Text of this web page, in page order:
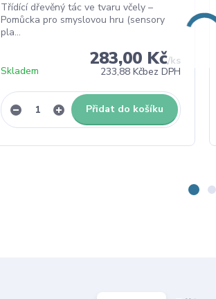
Třídící dřevěný tác ve tvaru včely –
Pomůcka pro smyslovou hru (sensory
pla...
283,00 Kč/ks
233,88 Kčbez DPH
Skladem
Přidat do košíku